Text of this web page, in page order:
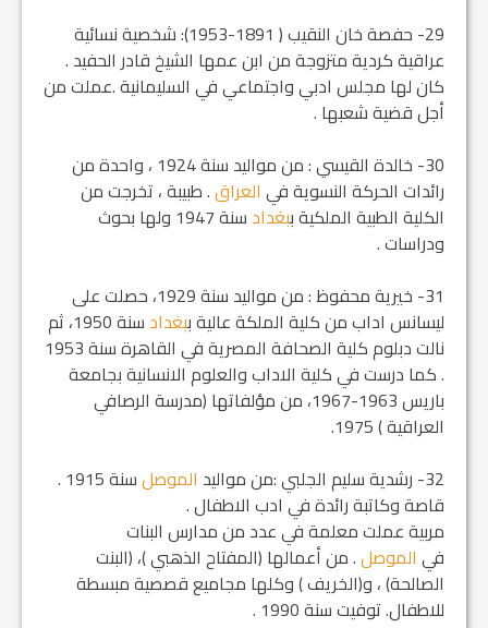
29- حفصة خان النقيب ( 1891-1953): شخصية نسائية
عراقية كردية متزوجة من ابن عمها الشيخ قادر الحفيد .
كان لها مجلس ادبي واجتماعي في السليمانية .عملت من
أجل قضية شعبها .
30- خالدة القيسي : من مواليد سنة 1924 ، واحدة من
رائدات الحركة النسوية في العراق. طبيبة ، تخرجت من
الكلية الطبية الملكية ب‍بغداد
سنة 1947 ولها بحوث
ودراسات .
31- خيرية محفوظ : من مواليد سنة 1929، حصلت على
ليسانس اداب من كلية الملكة عالية ب‍بغداد
سنة 1950، ثم
نالت دبلوم كلية الصحافة المصرية في القاهرة سنة 1953
. كما درست في كلية الاداب والعلوم الانسانية بجامعة
باريس 1963-1967، من مؤلفاتها (مدرسة الرصافي
العراقية ) 1975.
32- رشدية سليم الجلبي :من مواليد
الموصل
سنة 1915 .
قاصة وكاتبة رائدة في ادب الاطفال .
مربية عملت معلمة في عدد من مدارس البنات
في الموصل. من أعمالها (المفتاح الذهبي )، (البنت
الصالحة) ، و(الخريف ) وكلها مجاميع قصصية مبسطة
للاطفال. توفيت سنة 1990 .